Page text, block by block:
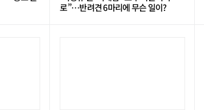
로”⋯반려견 6마리에 무슨 일이?